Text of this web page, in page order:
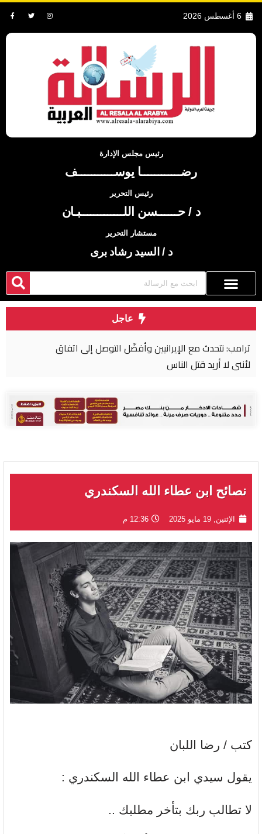
6 أغسطس 2026
رئيس مجلس الإدارة
رضــــــــــــا يوســـــــــــف
رئيس التحرير
د / حــــــسن اللـــــــــــــبـان
مستشار التحرير
د / السيد رشاد برى
عاجل
وأفضّل التوصل إلى اتفاق
نصائح ابن عطاء الله السكندري
الإثنين, 19 مايو 2025 12:36 م
كتب / رضا اللبان
يقول سيدي ابن عطاء الله السكندري :
لا تطالب ربك بتأخر مطلبك ..